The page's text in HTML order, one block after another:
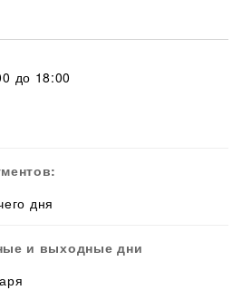
до 18:00
дня
и выходные дни